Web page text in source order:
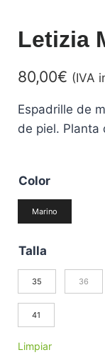
Letizia
80,00€ (IVA
Espadrille de
de piel. Planta
Color
Marino
Talla
35 36
41
Limpiar